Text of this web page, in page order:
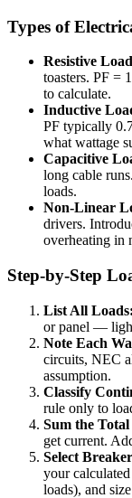
Types of
Resistive
toasters. PF =
to calculate.
Inductive
PF typically
what wattage
Capacitive
long cable
loads.
Non-Linear
drivers.
overheating in
Step-by-Step
List All Loads:
or panel —
Note Each
circuits, NEC
assumption.
Classify
rule only to
Sum the
get current.
Select
your
loads), and